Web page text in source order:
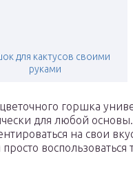
для кактусов своими
руками
горшка
для любой
на свои
воспользоваться